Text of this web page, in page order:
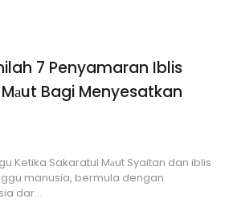
7 Penyamaran Iblis
Bagi Menyesatkan
Ketika Sakaratul Mаut Syaitan dan iblis
manusia, bermula dengan
dar...